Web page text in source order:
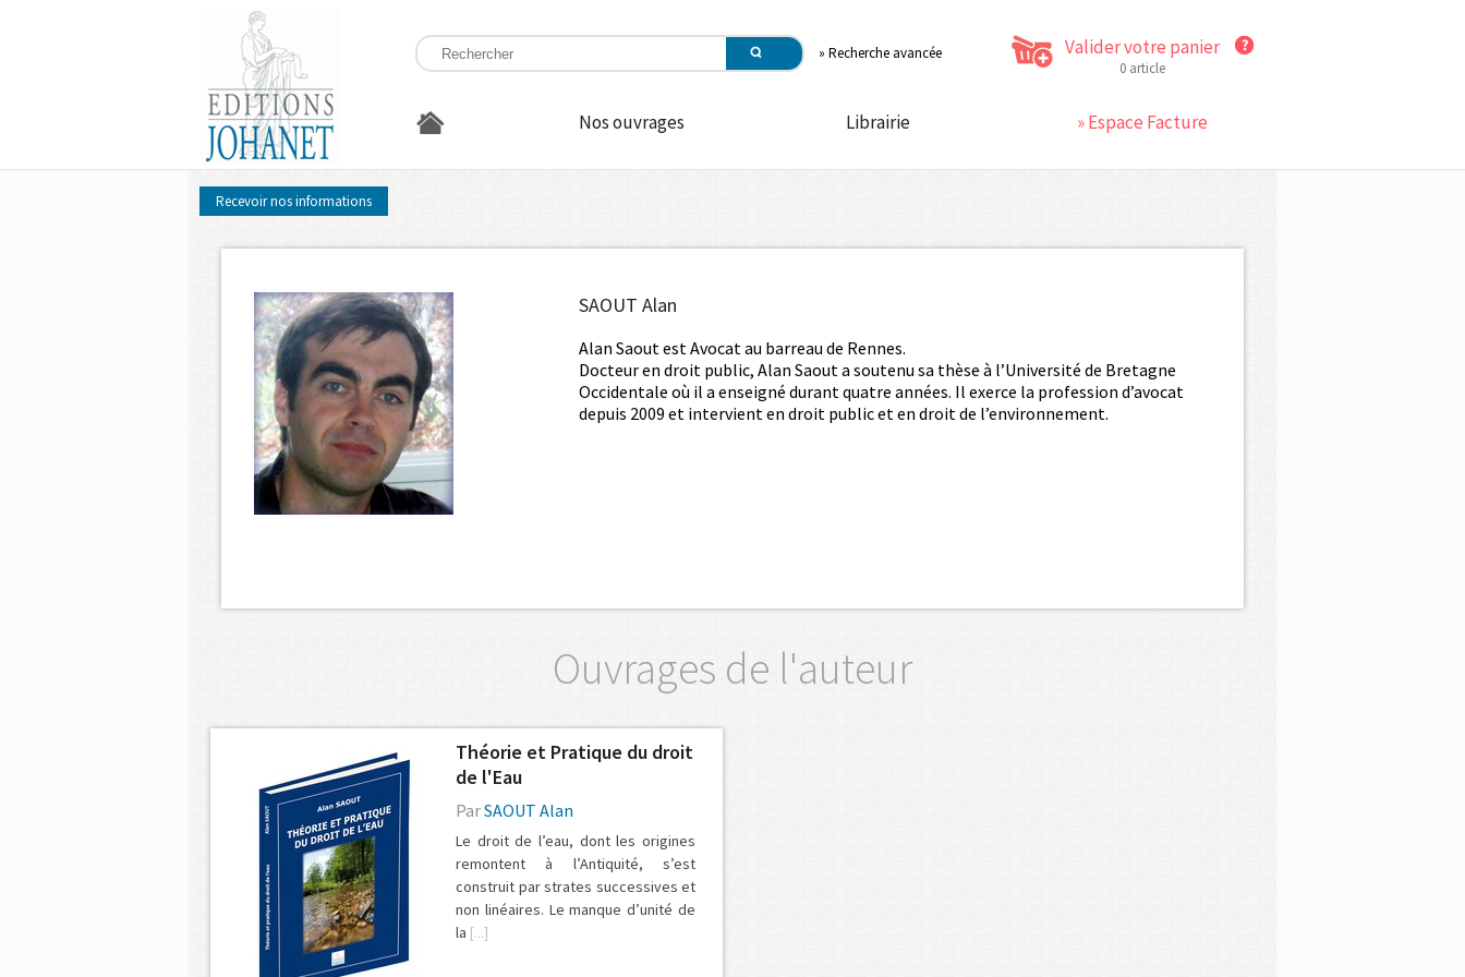
» Recherche avancée Valider votre panier
0 article
Nos ouvrages Librairie » Espace Facture
Recevoir nos informations
SAOUT Alan
Alan Saout est Avocat au barreau de Rennes.
Docteur en droit public, Alan Saout a soutenu sa thèse à l’Université de Bretagne
Occidentale où il a enseigné durant quatre années. Il exerce la profession d’avocat
depuis 2009 et intervient en droit public et en droit de l’environnement.
Ouvrages de l'auteur
Théorie et Pratique du droit
de l'Eau
ParSAOUT Alan
Le droit de l’eau, dont les origines
remontent à l’Antiquité, s’est
construit par strates successives et
non linéaires. Le manque d’unité de
la [...]